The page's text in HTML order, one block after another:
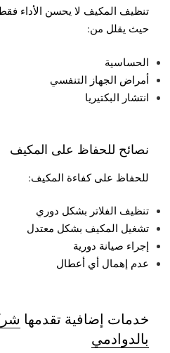
تنظيف المكيف لا يحسن الأداء
حيث يقلل من:
الحساسية
أمراض الجهاز التنفسي
انتشار البكتيريا
نصائح للحفاظ على المكيف
للحفاظ على كفاءة المكيف:
تنظيف الفلاتر بشكل دوري
تشغيل المكيف بشكل معتدل
إجراء صيانة دورية
عدم إهمال أي أعطال
خدمات إضافية تقدمها
بالدوادمي